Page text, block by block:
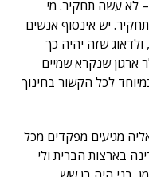
לא עשה תחקיר. מי
יש אינסוף אנשים
שזה יהיה כך
שנקרא שמיים
לכל הקשור בחינוך
מגיעים מפקדים מכל
בארצות הברית ולי